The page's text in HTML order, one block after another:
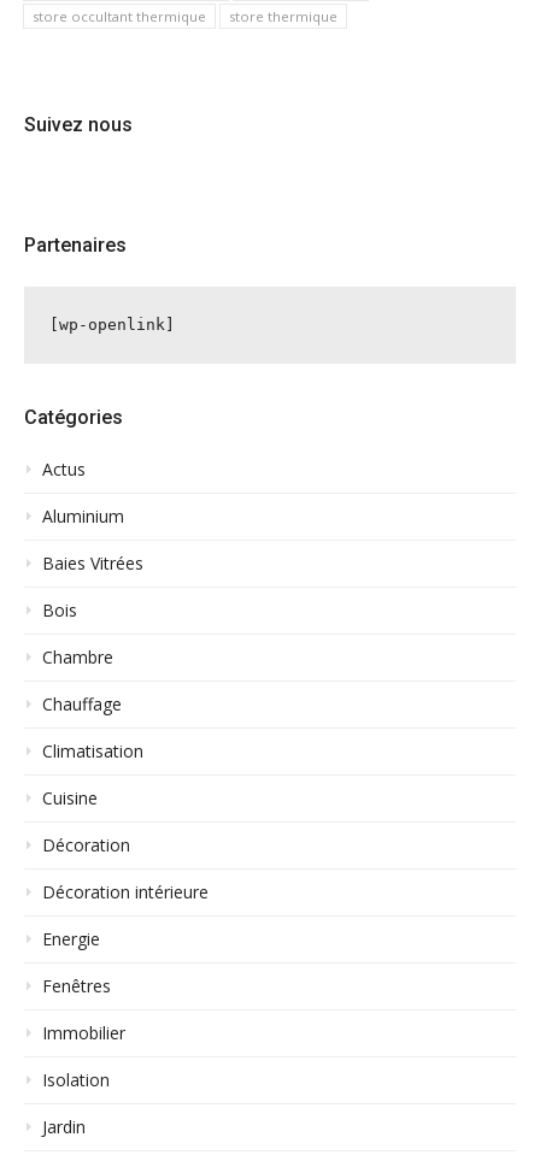
store occultant thermique
store thermique
Suivez nous
Partenaires
[wp-openlink]
Catégories
Actus
Aluminium
Baies Vitrées
Bois
Chambre
Chauffage
Climatisation
Cuisine
Décoration
Décoration intérieure
Energie
Fenêtres
Immobilier
Isolation
Jardin